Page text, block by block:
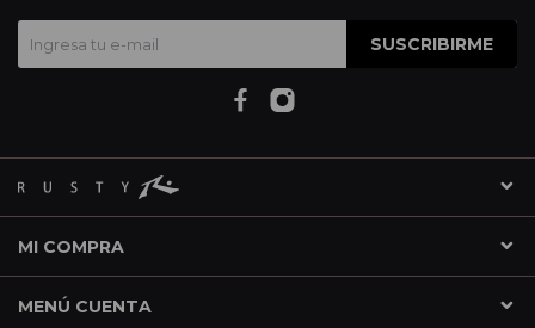
MI COMPRA
MENÚ CUENTA
SUSCRIBIRME